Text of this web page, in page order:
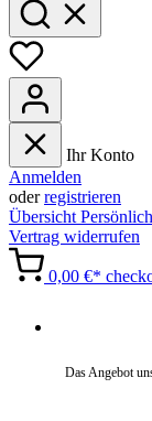
Ihr Konto
Anmelden
oderregistrieren
Übersicht
Vertrag widerrufen
0,00 €*
Das Angebot